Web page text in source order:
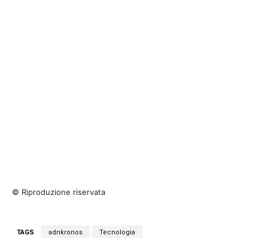
© Riproduzione riservata
TAGS adnkronos Tecnologia